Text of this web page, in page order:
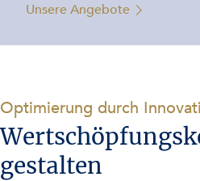
Unsere Angebote
Optimierung durch
gestalten